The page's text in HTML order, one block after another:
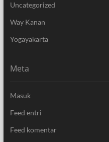
Uncategorized
Way Kanan
Yogayakarta
Meta
Masuk
Feed entri
Feed komentar